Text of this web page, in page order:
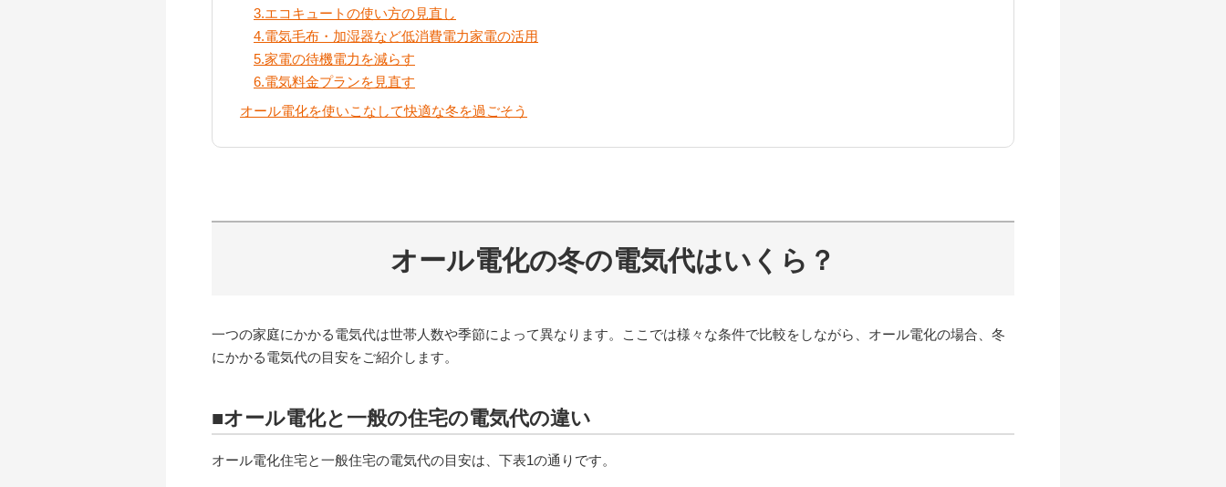
3.エコキュートの使い方の見直し
4.電気毛布・加湿器など低消費電力家電の活用
5.家電の待機電力を減らす
6.電気料金プランを見直す
オール電化を使いこなして快適な冬を過ごそう
オール電化の冬の電気代はいくら？
一つの家庭にかかる電気代は世帯人数や季節によって異なります。ここでは様々な条件で比較をしながら、オール電化の場合、冬
にかかる電気代の目安をご紹介します。
■オール電化と一般の住宅の電気代の違い
オール電化住宅と一般住宅の電気代の目安は、下表1の通りです。